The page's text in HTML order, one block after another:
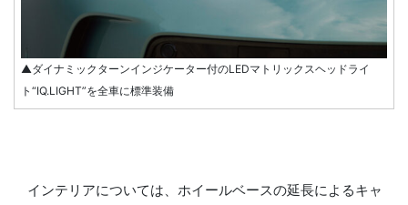
▲ダイナミックターンインジケーター付のLEDマトリックスヘッドライ
ト“IQ.LIGHT”を全車に標準装備
インテリアについては、ホイールベースの延長によるキャ